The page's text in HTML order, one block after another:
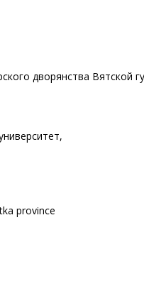
дворянства Вятской
province